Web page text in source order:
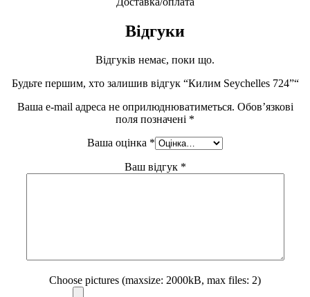
Відгуки
Відгуків немає, поки що.
Будьте першим, хто залишив відгук “Килим Seychelles 724”“
Ваша e-mail адреса не оприлюднюватиметься. Обов’язкові
поля позначені *
Ваша оцінка *
Ваш відгук *
Choose pictures (maxsize: 2000kB, max files: 2)